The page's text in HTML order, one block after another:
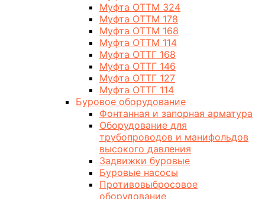
Муфта ОТТМ 324
Муфта ОТТМ 178
Муфта ОТТМ 168
Муфта ОТТМ 114
Муфта ОТТГ 168
Муфта ОТТГ 146
Муфта ОТТГ 127
Муфта ОТТГ 114
Буровое оборудование
Фонтанная и запорная арматура
Оборудование для
трубопроводов и манифольдов
высокого давления
Задвижки буровые
Буровые насосы
Противовыбросовое
оборудование